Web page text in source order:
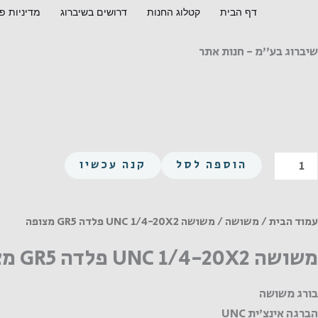
דף הבית קטלוג החנות דרושים בשיברוג מדיניות
שיברוג בע"מ - חנות אתר
כמות
של
UNC
20X2
GR5
הוספה לסל קנה עכשיו
עמוד הבית/משושה/ משושה UNC 1/4-20X2 פלדה GR5 מצופה
משושה UNC 1/4-20X2 פלדה GR5 מצופה
בורג משושה
הברגה אינצ'ית UNC